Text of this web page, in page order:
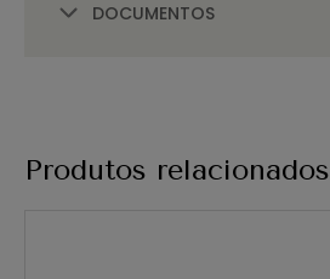
DOCUMENTOS
Produtos relacionados